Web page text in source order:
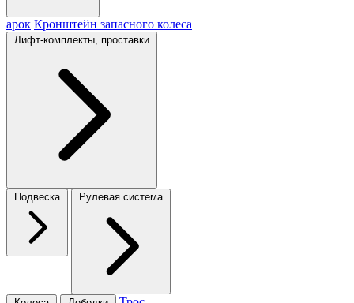
арок Кронштейн запасного колеса
Лифт-комплекты, проставки
Подвеска Рулевая система